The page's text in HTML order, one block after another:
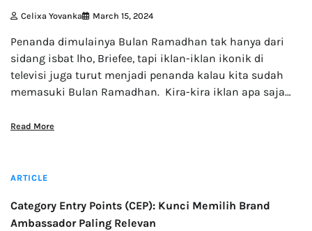
Celixa Yovanka March 15, 2024
Penanda dimulainya Bulan Ramadhan tak hanya dari
sidang isbat lho, Briefee, tapi iklan-iklan ikonik di
televisi juga turut menjadi penanda kalau kita sudah
memasuki Bulan Ramadhan. Kira-kira iklan apa saja…
Read More
ARTICLE
Category Entry Points (CEP): Kunci Memilih Brand
Ambassador Paling Relevan